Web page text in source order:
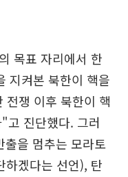
목표 자리에서 한
지켜본 북한이 핵을
쟁 이후 북한이 핵
고 진단했다. 그러
출을 멈추는 모라토
하겠다는 선언), 탄